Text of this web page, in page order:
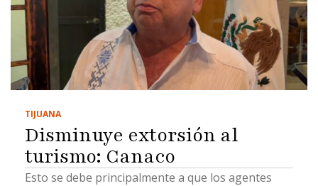
TIJUANA
Disminuye extorsión al
turismo: Canaco
Esto se debe principalmente a que los agentes